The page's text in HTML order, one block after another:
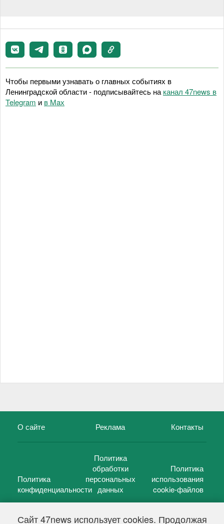
Сайт 47news использует cookies. Продолжая
Чтобы первыми узнавать о главных событиях в
Ленинградской области - подписывайтесь на канал 47news в
Telegram и в Maх
О сайте Реклама Контакты
Политика
конфиденциальности
Политика
обработки
персональных
данных
Политика
использования
cookie-файлов